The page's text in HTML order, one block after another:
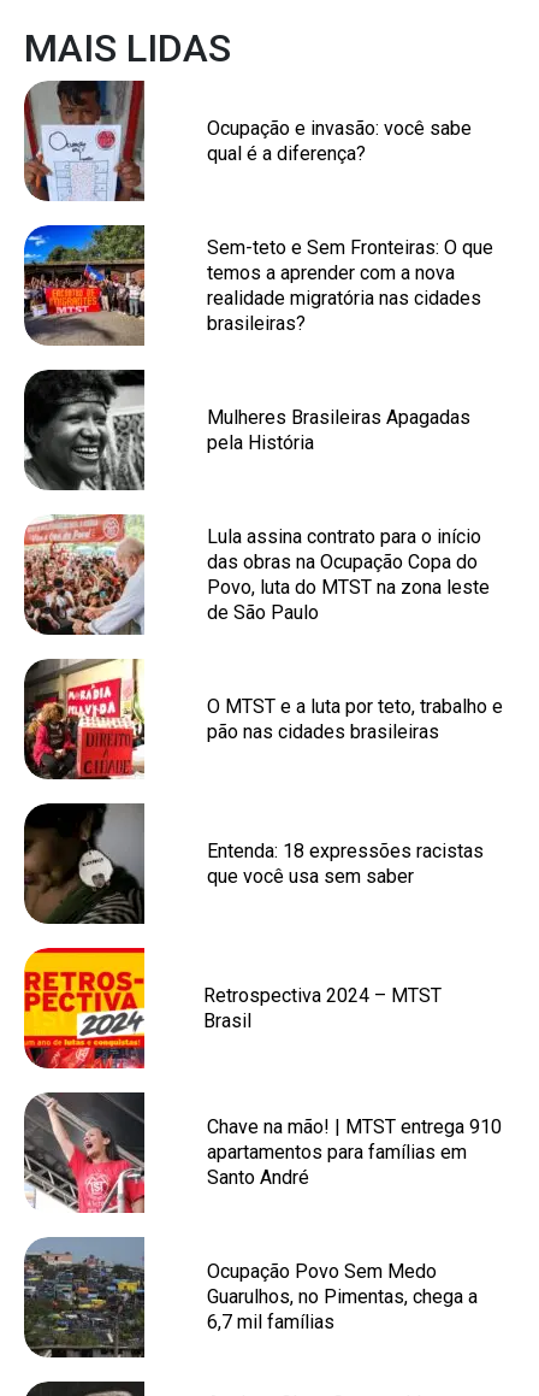
MAIS LIDAS
Ocupação e invasão: você sabe
qual é a diferença?
Sem-teto e Sem Fronteiras: O que
temos a aprender com a nova
realidade migratória nas cidades
brasileiras?
Mulheres Brasileiras Apagadas
pela História
Lula assina contrato para o início
das obras na Ocupação Copa do
Povo, luta do MTST na zona leste
de São Paulo
O MTST e a luta por teto, trabalho e
pão nas cidades brasileiras
Entenda: 18 expressões racistas
que você usa sem saber
Retrospectiva 2024 – MTST
Brasil
Chave na mão! | MTST entrega 910
apartamentos para famílias em
Santo André
Ocupação Povo Sem Medo
Guarulhos, no Pimentas, chega a
6,7 mil famílias